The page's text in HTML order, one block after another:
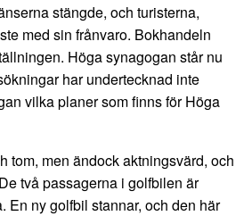
stängde, och turisterna,
med sin frånvaro. Bokhandeln
Höga synagogan står nu
har undertecknad inte
vilka planer som finns för Höga
tom, men ändock aktningsvärd, och
två passagerna i golfbilen är
En ny golfbil stannar, och den här